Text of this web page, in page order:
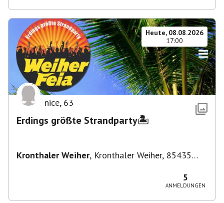
Heute, 08.08.2026
17:00
nice, 63
Erdings größte Strandparty🏝️
Kronthaler Weiher, Kronthaler Weiher, 85435
5
ANMELDUNGEN